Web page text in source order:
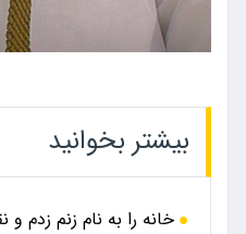
بیشتر بخوانید
خانه را به نام زنم زدم